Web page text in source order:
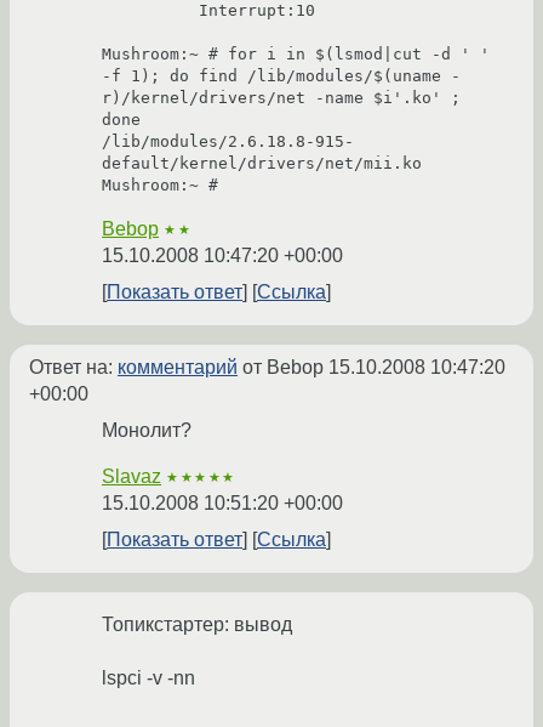
Mushroom:~ # for i in $(lsmod|cut -d ' '
-f 1); do find /lib/modules/$(uname -
r)/kernel/drivers/net -name $i'.ko' ;
done
/lib/modules/2.6.18.8-915-
default/kernel/drivers/net/mii.ko
Bebop ★★
15.10.2008 10:47:20 +00:00
Показать ответ
Ссылка
Ответ на: комментарий от Bebop 15.10.2008 10:47:20
+00:00
Монолит?
Slavaz ★★★★★
15.10.2008 10:51:20 +00:00
Показать ответ
Ссылка
Топикстартер: вывод
lspci -v -nn